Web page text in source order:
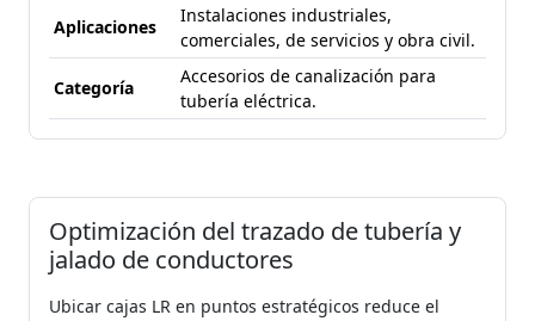
Aplicaciones
Instalaciones industriales,
comerciales, de servicios y obra civil.
Categoría
Accesorios de canalización para
tubería eléctrica.
Optimización del trazado de tubería y
jalado de conductores
Ubicar cajas LR en puntos estratégicos reduce el